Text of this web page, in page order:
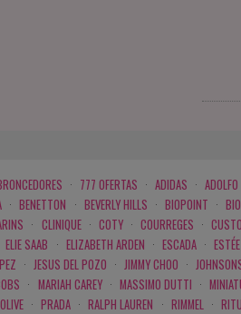
· 777 OFERTAS · ADIDAS ·
· BENETTON · BEVERLY HILLS · BIOPOINT ·
· CLINIQUE · COTY · COURREGES ·
ELIE SAAB · ELIZABETH ARDEN · ESCADA ·
· JESUS DEL POZO · JIMMY CHOO ·
· MARIAH CAREY · MASSIMO DUTTI ·
· PRADA · RALPH LAUREN · RIMMEL ·